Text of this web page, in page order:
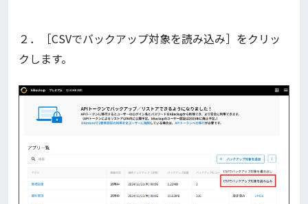
２．［CSVでバックアップ対象を読み込み］をクリッ
クします。